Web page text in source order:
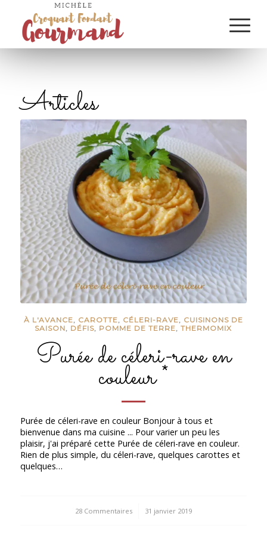
Articles
À L'AVANCE, CAROTTE, CÉLERI-RAVE, CUISINONS DE
SAISON, DÉFIS, POMME DE TERRE,THERMOMIX
Purée de céleri-rave en
couleur *
Purée de céleri-rave en couleur Bonjour à tous et
bienvenue dans ma cuisine ... Pour varier un peu les
plaisir, j'ai préparé cette Purée de céleri-rave en couleur.
Rien de plus simple, du céleri-rave, quelques carottes et
quelques…
28 Commentaires
/ 31 janvier 2019